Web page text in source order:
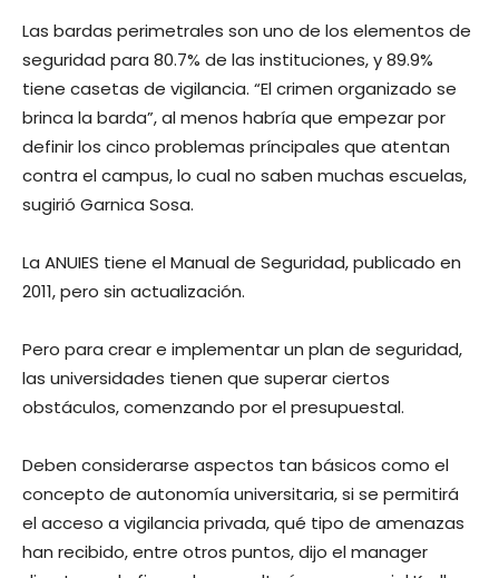
Las bardas perimetrales son uno de los elementos de
seguridad para 80.7% de las instituciones, y 89.9%
tiene casetas de vigilancia. “El crimen organizado se
brinca la barda”, al menos habría que empezar por
definir los cinco problemas príncipales que atentan
contra el campus, lo cual no saben muchas escuelas,
sugirió Garnica Sosa.
La ANUIES tiene el Manual de Seguridad, publicado en
2011, pero sin actualización.
Pero para crear e implementar un plan de seguridad,
las universidades tienen que superar ciertos
obstáculos, comenzando por el presupuestal.
Deben considerarse aspectos tan básicos como el
concepto de autonomía universitaria, si se permitirá
el acceso a vigilancia privada, qué tipo de amenazas
han recibido, entre otros puntos, dijo el manager